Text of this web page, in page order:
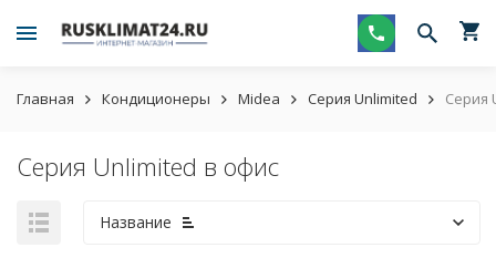
Главная Кондиционеры Midea Серия Unlimited Серия
Серия Unlimited в офис
Название